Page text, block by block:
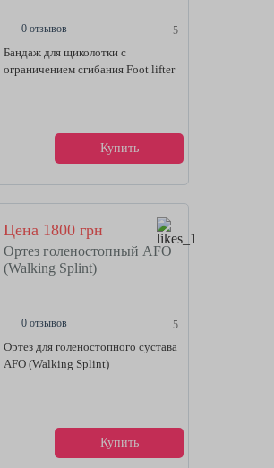
0 отзывов 5
Бандаж для щиколотки с
ограничением сгибания Foot lifter
Купить
Цена 1800 грн
Ортез голеностопный AFO
(Walking Splint)
0 отзывов 5
Ортез для голеностопного сустава
AFO (Walking Splint)
Купить